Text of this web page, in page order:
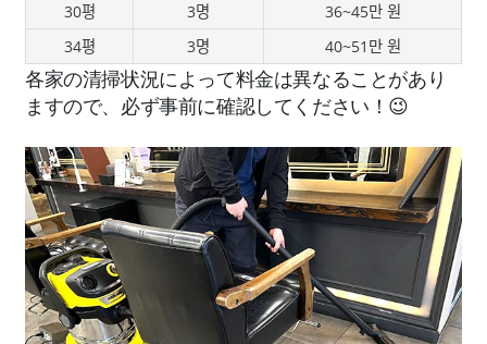
30평
3명
36~45만 원
34평
3명 40~51만 원
各家の清掃状況によって料金は異なることがあり
ますので、必ず事前に確認してください！😉